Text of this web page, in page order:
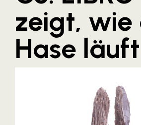
ALEX Krems
Amazon Web Services
Artweger
AustroCel Hallein
Bundesverband
zeigt, wie
Hase läuft